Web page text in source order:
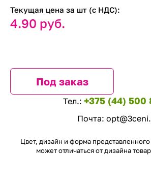
Текущая цена за шт (с НДС):
4.90 руб.
Под заказ
Тел.: +375 (44) 500
Почта:
Цвет, дизайн и форма
может отличаться от дизайна